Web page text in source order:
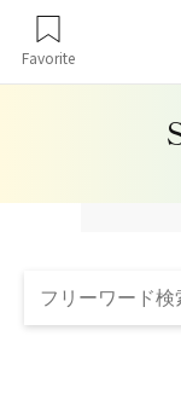
Favorite